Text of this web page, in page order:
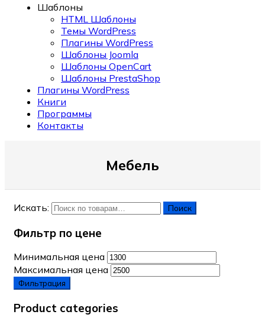
Шаблоны
HTML Шаблоны
Темы WordPress
Плагины WordPress
Шаблоны Joomla
Шаблоны OpenCart
Шаблоны PrestaShop
Плагины WordPress
Книги
Программы
Контакты
Мебель
Искать: Поиск
Фильтр по цене
Минимальная цена
Максимальная цена
Фильтрация
Product categories